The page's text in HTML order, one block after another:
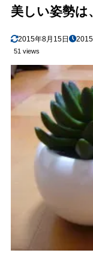
美しい姿勢は
2015年8月15日
51 views